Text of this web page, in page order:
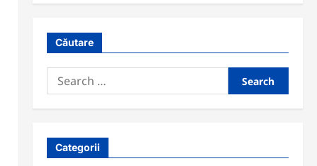
Căutare
Search
for:
Categorii